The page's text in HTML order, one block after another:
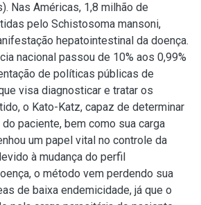
Nas Américas, 1,8 milhão de
pelo Schistosoma mansoni,
hepatointestinal da doença.
nacional passou de 10% aos 0,99%
de políticas públicas de
visa diagnosticar e tratar os
o Kato-Katz, capaz de determinar
paciente, bem como sua carga
um papel vital no controle da
à mudança do perfil
o método vem perdendo sua
de baixa endemicidade, já que o